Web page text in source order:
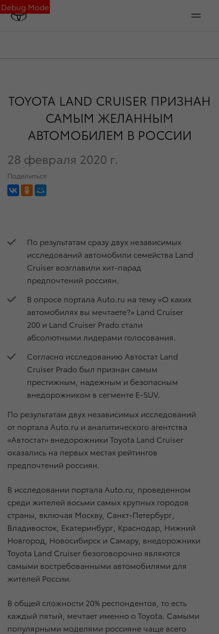
Debug Mode
TOYOTA LAND CRUISER ПРИЗНАН
САМЫМ ЖЕЛАННЫМ
АВТОМОБИЛЕМ В РОССИИ
28 февраля 2020 г.
Поделиться
По результатам сразу двух независимых
исследований автомобили семейства Land
Cruiser возглавили хит-парад
предпочтений россиян.
В опросе портала Auto.ru на тему «О каких
автомобилях вы мечтаете?» Land Cruiser
200 и Land Cruiser Prado стали
абсолютными лидерами голосования.
Согласно исследованию Автостат Land
Cruiser Prado был признан самым
престижным, надежным и безопасным
внедорожником в сегменте E-SUV.
По результатам двух независимых исследований
от портала Auto.ru и аналитического агентства
«Автостат» внедорожники Toyota Land Cruiser
оказались на первых местах рейтингов
предпочтений россиян.
В исследовании портала Auto.ru, проведенном
среди жителей восьми самых крупных городов
страны, включая Москву, Санкт-Петербург,
Владивосток, Екатеринбург, Краснодар, Нижний
Новгород, Новосибирск и Самару, внедорожники
Toyota Land Cruiser безоговорочно являются
самыми востребованными автомобилями для
жителей России.
В общей сложности 20% респондентов, то есть
каждый пятый, мечтает именно о Toyota. Самыми
популярными моделями россияне чаще всего